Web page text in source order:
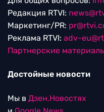
Редакция RTVI:
Маркетинг/PR:
Реклама RTVI: adv-
Партнерские
Достойные новости
Мы в Дзен.Новостях